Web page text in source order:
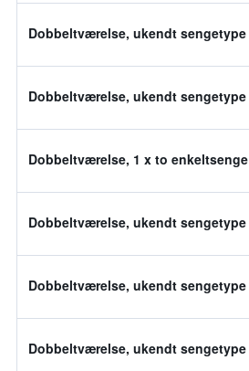
Dobbeltværelse, ukendt sengetype
Dobbeltværelse, ukendt sengetype
Dobbeltværelse, 1 x to enkeltsenge
Dobbeltværelse, ukendt sengetype
Dobbeltværelse, ukendt sengetype
Dobbeltværelse, ukendt sengetype